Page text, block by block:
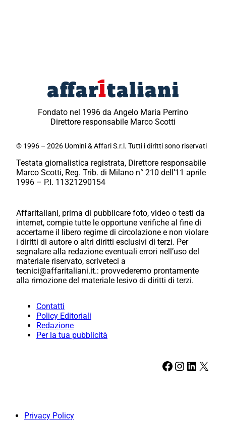
Fondato nel 1996 da Angelo Maria Perrino
Direttore responsabile Marco Scotti
© 1996 – 2026 Uomini & Affari S.r.l. Tutti i diritti sono riservati
Testata giornalistica registrata, Direttore responsabile
Marco Scotti, Reg. Trib. di Milano n° 210 dell’11 aprile
1996 – P.I. 11321290154
Affaritaliani, prima di pubblicare foto, video o testi da
internet, compie tutte le opportune verifiche al fine di
accertarne il libero regime di circolazione e non violare
i diritti di autore o altri diritti esclusivi di terzi. Per
segnalare alla redazione eventuali errori nell’uso del
materiale riservato, scriveteci a
tecnici@affaritaliani.it.: provvederemo prontamente
alla rimozione del materiale lesivo di diritti di terzi.
Contatti
Policy Editoriali
Redazione
Per la tua pubblicità
Facebook Instagram LinkedIn X
Privacy Policy